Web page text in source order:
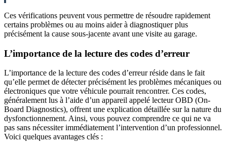
Ces vérifications peuvent vous permettre de résoudre rapidement
certains problèmes ou au moins aider à diagnostiquer plus
précisément la cause sous-jacente avant une visite au garage.
L’importance de la lecture des codes d’erreur
L’importance de la lecture des codes d’erreur réside dans le fait
qu’elle permet de détecter précisément les problèmes mécaniques ou
électroniques que votre véhicule pourrait rencontrer. Ces codes,
généralement lus à l’aide d’un appareil appelé lecteur OBD (On-
Board Diagnostics), offrent une explication détaillée sur la nature du
dysfonctionnement. Ainsi, vous pouvez comprendre ce qui ne va
pas sans nécessiter immédiatement l’intervention d’un professionnel.
Voici quelques avantages clés :